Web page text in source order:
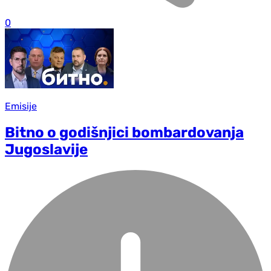
0
Emisije
Bitno o godišnjici bombardovanja
Jugoslavije